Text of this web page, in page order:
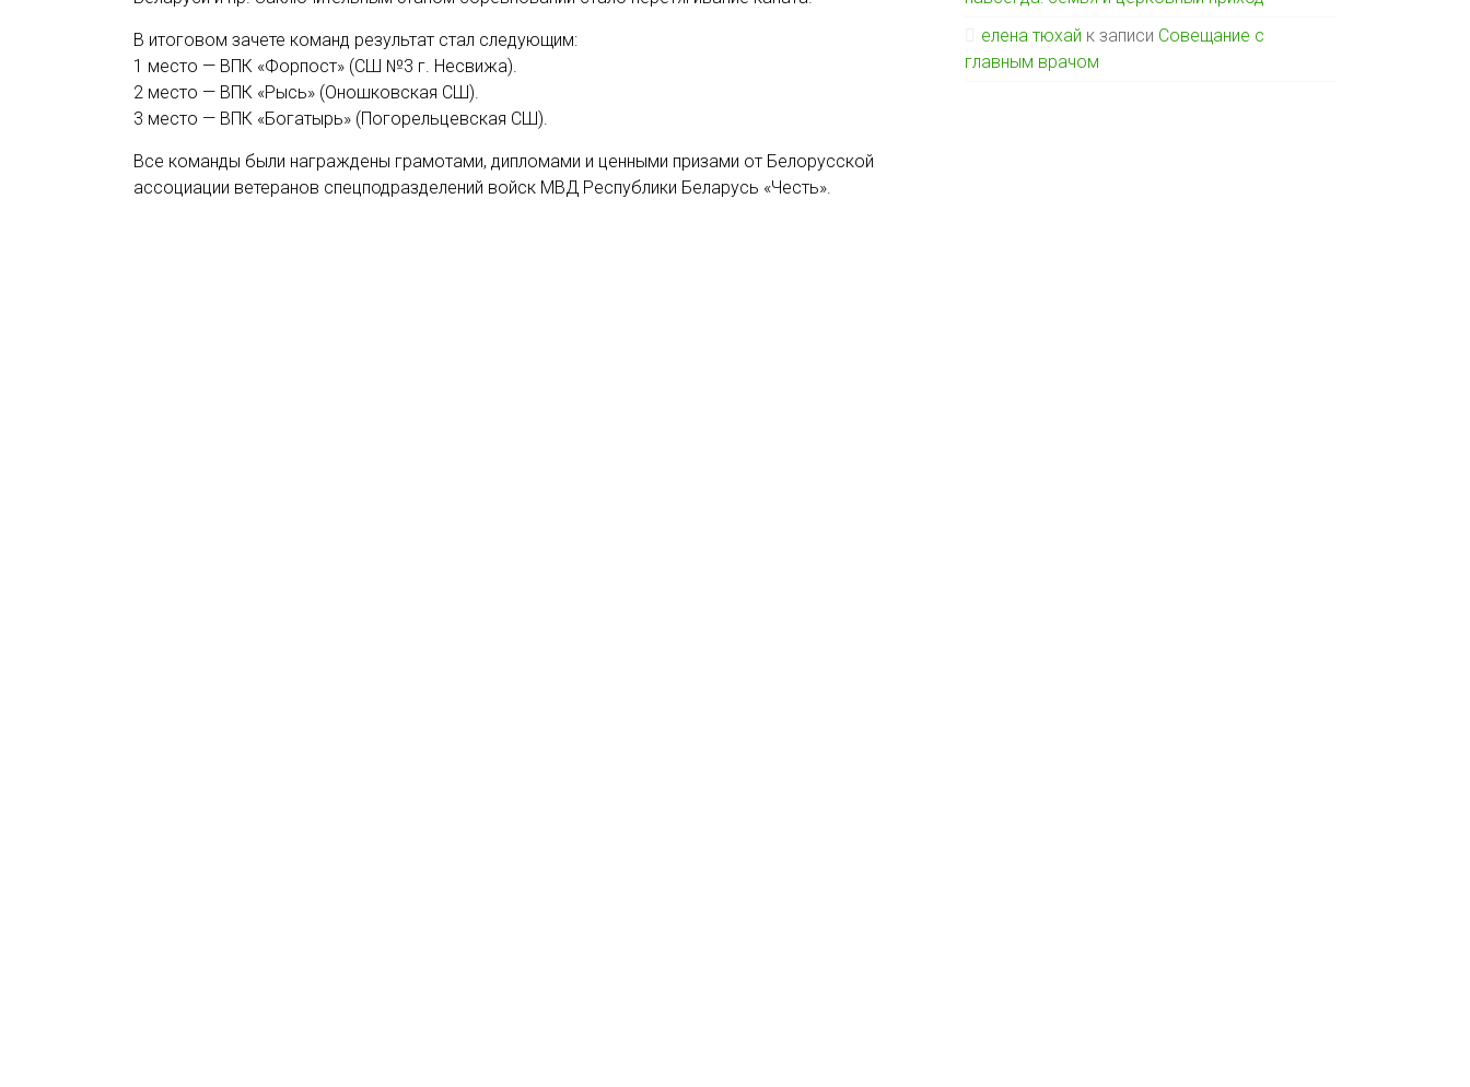
В итоговом зачете команд результат стал следующим:
1 место — ВПК «Форпост» (СШ №3 г. Несвижа).
2 место — ВПК «Рысь» (Оношковская СШ).
3 место — ВПК «Богатырь» (Погорельцевская СШ).
Все команды были награждены грамотами, дипломами и ценными призами от Белорусской
ассоциации ветеранов спецподразделений войск МВД Республики Беларусь «Честь».
елена тюхай к записи Совещание с
главным врачом